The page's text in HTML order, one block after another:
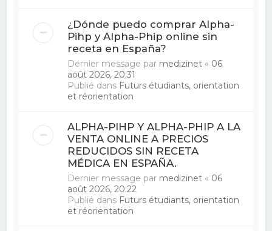
¿Dónde puedo comprar Alpha-
Pihp y Alpha-Phip online sin
receta en España?
Dernier message par medizinet « 06
août 2026, 20:31
Publié dans Futurs étudiants, orientation
et réorientation
ALPHA-PIHP Y ALPHA-PHIP A LA
VENTA ONLINE A PRECIOS
REDUCIDOS SIN RECETA
MÉDICA EN ESPAÑA.
Dernier message par medizinet « 06
août 2026, 20:22
Publié dans Futurs étudiants, orientation
et réorientation